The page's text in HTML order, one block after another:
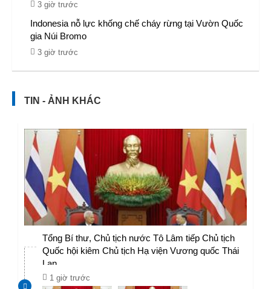
3 giờ trước
Indonesia nỗ lực khống chế cháy rừng tại Vườn Quốc
gia Núi Bromo
3 giờ trước
TIN - ẢNH KHÁC
Tổng Bí thư, Chủ tịch nước Tô Lâm tiếp Chủ tịch
Quốc hội kiêm Chủ tịch Hạ viện Vương quốc Thái
Lan
1 giờ trước